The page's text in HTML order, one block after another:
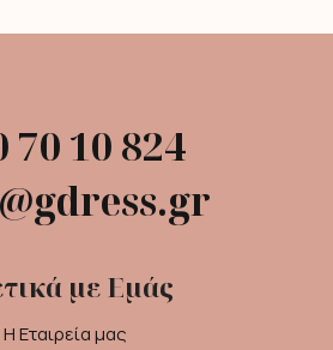
70 10 824
με Εμάς
Η Εταιρεία μας